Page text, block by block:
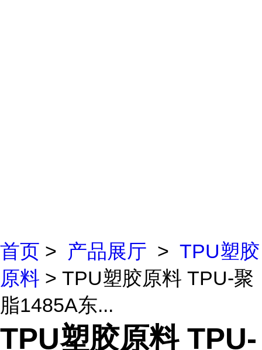
首页 > 产品展厅 > TPU塑胶
原料 > TPU塑胶原料 TPU-聚
脂1485A东...
TPU塑胶原料 TPU-